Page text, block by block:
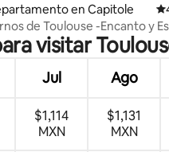
en Capitole
de Toulouse -Encanto y
de la Ciudad
visitar
Jul Ago
$1,114
MXN
$1,131
MXN